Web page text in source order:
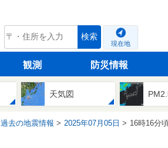
tenki.jp 検索
現在地
観測 防災情報
天気図
過去の地震情報 2025年07月05日 16時16分